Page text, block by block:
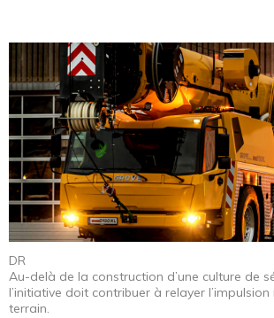
DR
Au-delà de la construction d’une culture de
l’initiative doit contribuer à relayer
terrain.